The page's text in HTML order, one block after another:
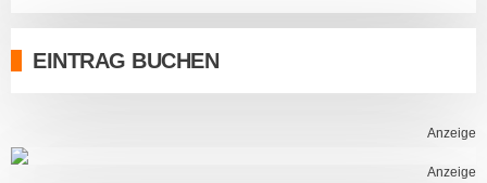
Anzeige
Anzeige
EINTRAG BUCHEN